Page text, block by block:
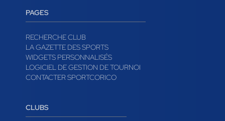
PAGES
RECHERCHE CLUB
LA GAZETTE DES SPORTS
WIDGETS PERSONNALISÉS
LOGICIEL DE GESTION DE TOURNOI
CONTACTER SPORTCORICO
CLUBS